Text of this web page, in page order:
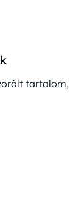
tartalom,